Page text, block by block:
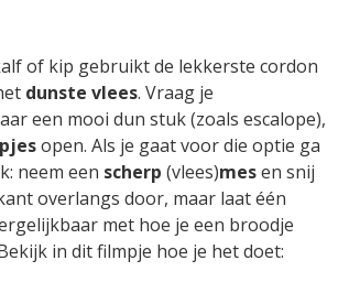
of kip gebruikt de lekkerste cordon
dunste vlees. Vraag je
een mooi dun stuk (zoals escalope),
open. Als je gaat voor die optie ga
neem een scherp (vlees)mesen snij
overlangs door, maar laat één
met hoe je een broodje
in dit filmpje hoe je het doet: